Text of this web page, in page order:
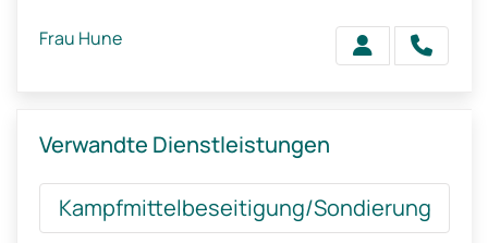
Frau Hune
Verwandte Dienstleistungen
Kampfmittelbeseitigung/Sondierung